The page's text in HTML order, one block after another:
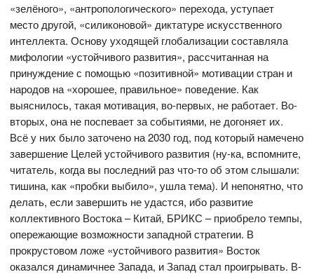
«зелёного», «антропологического» перехода, уступает
место другой, «силиконовой» диктатуре искусственного
интеллекта. Основу уходящей глобализации составляла
мифологии «устойчивого развития», рассчитанная на
принуждение с помощью «позитивной» мотивации стран и
народов на «хорошее, правильное» поведение. Как
выяснилось, такая мотивация, во-первых, не работает. Во-
вторых, она не поспевает за событиями, не догоняет их.
Всё у них было заточено на 2030 год, под который намечено
завершение Целей устойчивого развития (ну-ка, вспомните,
читатель, когда вы последний раз что-то об этом слышали:
тишина, как «пробки выбило», ушла тема). И непонятно, что
делать, если завершить не удастся, ибо развитие
коллективного Востока – Китай, БРИКС – приобрело темпы,
опережающие возможности западной стратегии. В
прокрустовом ложе «устойчивого развития» Восток
оказался динамичнее Запада, и Запад стал проигрывать. В-